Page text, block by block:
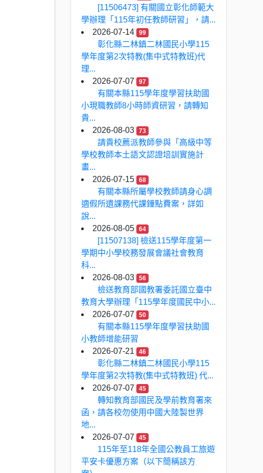
[11506473] 有關國立彰化師範大
學辦理「115年初任教師研習」，請...
2026-07-14
99
彰化縣二林鎮二林國民小學115
學年度第2次特教(集中式特教班)代
理...
2026-07-07
97
有關本縣115學年度學習扶助國
小現職教師8小時師資研習，請轉知
貴...
2026-08-03
73
請貴校薦派教師參與「高級中等
學校教師本土語文認證培訓實施計
畫...
2026-07-15
68
有關本縣所屬學校教師請身心調
適假所遺課務代課鐘點費案，詳如
說...
2026-08-05
64
[11507138] 檢送115學年度第一
學期中小學校務發展會議社會教育
科...
2026-08-03
56
檢送教育部國教署委託國立臺中
教育大學辦理「115學年度國民中小...
2026-07-07
50
有關本縣115學年度學習扶助國
小教師增能研習
2026-07-21
46
彰化縣二林鎮二林國民小學115
學年度第2次特教(集中式特教班) 代...
2026-07-07
45
轉知教育部國民及學前教育署來
函，請各校勿使用中國大陸製世界
地...
2026-07-07
45
115年至118年全國公教員工旅遊
平安卡優惠方案（以下簡稱該方